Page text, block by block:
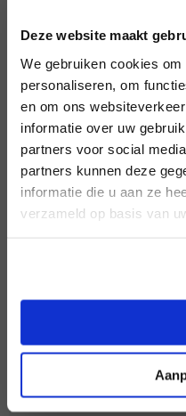
Deze website maakt
We gebruiken cookies
personaliseren, om
en om ons
informatie over uw
partners voor social
partners kunnen deze
informatie die u aan ze
verzameld op basis van
Wachtwoord
NOG
HEB JE
aan of bekijk de
BEKIJK
MERK
Aaiko
MERK
PENN&INK N.Y